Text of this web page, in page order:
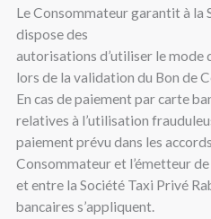
Le Consommateur garantit à la
dispose des
autorisations d’utiliser le mode
lors de la validation du Bon de
En cas de paiement par carte
relatives à l’utilisation
paiement prévu dans les
Consommateur et l’émetteur
et entre la Société Taxi Privé
bancaires s’appliquent.